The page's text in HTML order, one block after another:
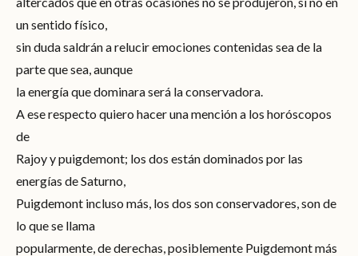
un sentido físico,
sin duda saldrán a relucir emociones contenidas sea de la
parte que sea, aunque
la energía que dominara será la conservadora.
A ese respecto quiero hacer una mención a los horóscopos
de
Rajoy y puigdemont; los dos están dominados por las
energías de Saturno,
Puigdemont incluso más, los dos son conservadores, son de
lo que se llama
popularmente, de derechas, posiblemente Puigdemont más